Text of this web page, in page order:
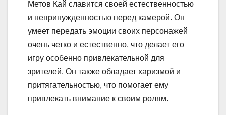
Метов Кай славится своей естественностью
и непринужденностью перед камерой. Он
умеет передать эмоции своих персонажей
очень четко и естественно, что делает его
игру особенно привлекательной для
зрителей. Он также обладает харизмой и
притягательностью, что помогает ему
привлекать внимание к своим ролям.